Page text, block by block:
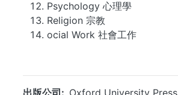
Psychology 心理學
Religion 宗教
ocial Work 社會工作
出版公司 Oxford University Press